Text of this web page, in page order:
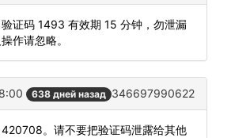
验证码 1493 有效期 15 分钟，勿泄漏
作请忽略。
638 дней назад 346697990622
420708。请不要把验证码泄露给其他